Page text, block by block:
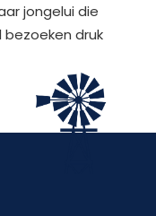
jongelui die
druk